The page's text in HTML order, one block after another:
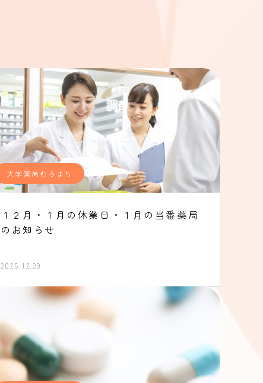
大学薬局むろまち
１２月・１月の休業日・１月の当番薬局
のお知らせ
2025.12.29